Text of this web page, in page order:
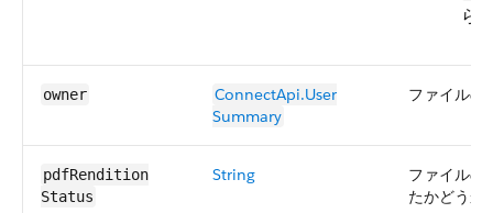
ら
owner
ConnectApi.​User​
Summary
ファイルの
pdfRendition​
Status
String
ファイルの
たかどうか